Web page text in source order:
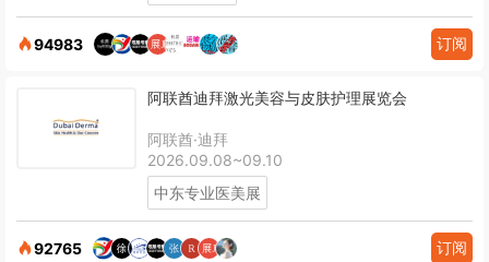
94983 订阅
阿联酋迪拜激光美容与皮肤护理展览会
阿联酋·迪拜
2026.09.08~09.10
中东专业医美展
92765 订阅